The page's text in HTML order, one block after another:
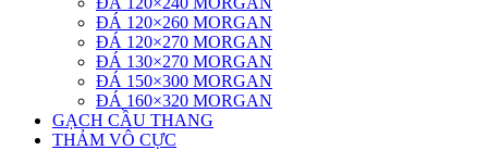
ĐÁ 120×260 MORGAN
ĐÁ 120×270 MORGAN
ĐÁ 130×270 MORGAN
ĐÁ 150×300 MORGAN
ĐÁ 160×320 MORGAN
GẠCH CẦU THANG
THẢM VÔ CỰC